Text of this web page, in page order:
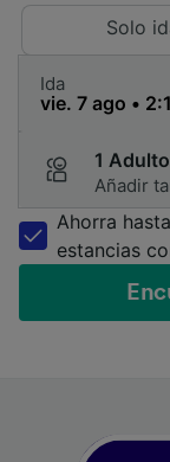
Solo
Ida
1
Añadir
Ahorra
estancias